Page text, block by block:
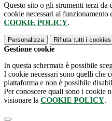
Questo sito o gli strumenti terzi da
cookie necessari al
COOKIE POLICY.
Personalizza Rifiuta tutti i cookies
Gestione cookie
In questa schermata è possibile
I cookie necessari sono quelli che
piattaforma e non è possibile
Per conoscere quali sono i cookie
visionare la COOKIE POLICY.